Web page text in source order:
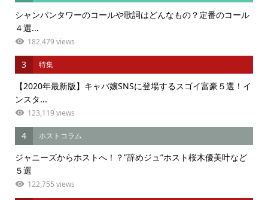
シャンパンタワーのコールや歌詞はどんなもの？定番のコール
４選...
182,479 views
3 特集
【2020年最新版】キャバ嬢SNSに登場するスゴイ富豪５選！イ
ンスタ...
123,119 views
4 ホストコラム
ジャニーズからホストへ！？”辞めジュ”ホスト桜木優美叶など
５選
122,755 views